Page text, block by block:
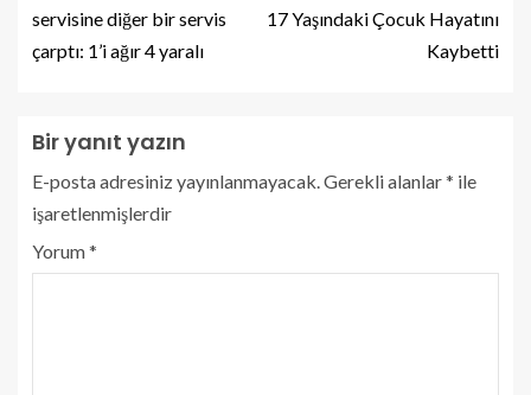
servisine diğer bir servis
çarptı: 1’i ağır 4 yaralı
17 Yaşındaki Çocuk Hayatını
Kaybetti
Bir yanıt yazın
E-posta adresiniz yayınlanmayacak.Gerekli alanlar* ile
işaretlenmişlerdir
Yorum*